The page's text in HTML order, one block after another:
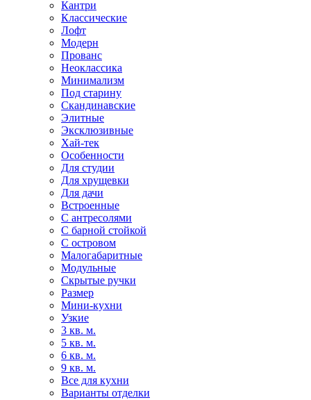
Кантри
Классические
Лофт
Модерн
Прованс
Неоклассика
Минимализм
Под старину
Скандинавские
Элитные
Эксклюзивные
Хай-тек
Особенности
Для студии
Для хрущевки
Для дачи
Встроенные
С антресолями
С барной стойкой
С островом
Малогабаритные
Модульные
Скрытые ручки
Размер
Мини-кухни
Узкие
3 кв. м.
5 кв. м.
6 кв. м.
9 кв. м.
Все для кухни
Варианты отделки